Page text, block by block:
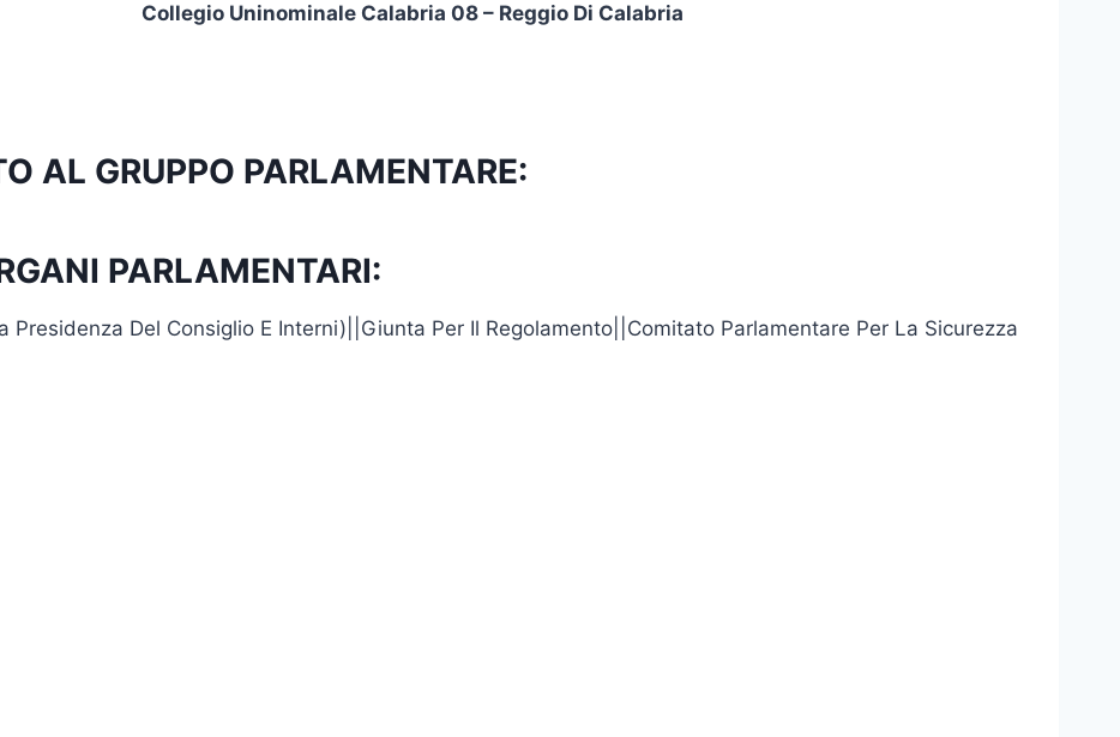
Collegio Uninominale Calabria 08 – Reggio Di Calabria
AL GRUPPO PARLAMENTARE:
PARLAMENTARI:
Presidenza Del Consiglio E Interni)||Giunta Per Il Regolamento||Comitato Parlamentare Per La Sicurezza